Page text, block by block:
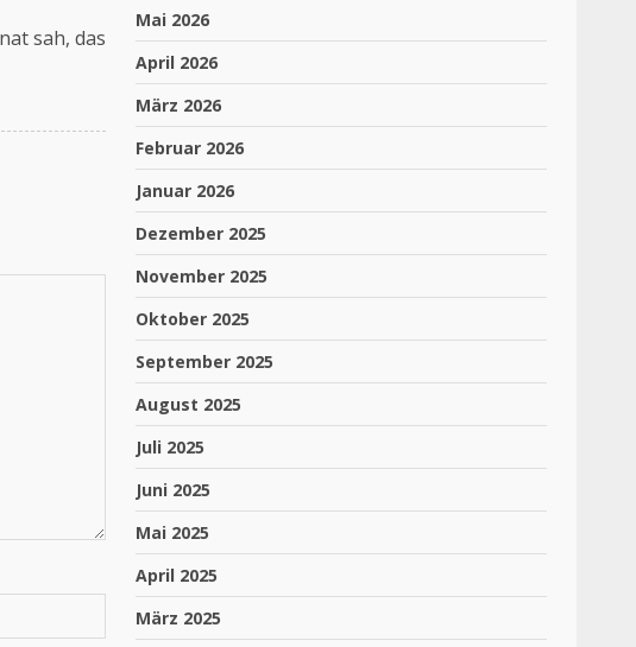
sah, das
Mai 2026
April 2026
März 2026
Februar 2026
Januar 2026
Dezember 2025
November 2025
Oktober 2025
September 2025
August 2025
Juli 2025
Juni 2025
Mai 2025
April 2025
März 2025